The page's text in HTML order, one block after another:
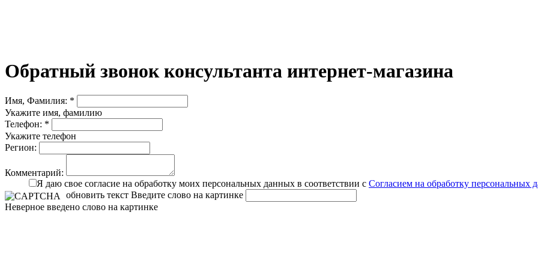
Обратный звонок консультанта интернет-магазина
Имя, Фамилия: *
Укажите имя, фамилию
Телефон: *
Укажите телефон
Регион:
Комментарий:
Я даю свое согласие на обработку моих персональных данных в соответствии с Согласием на обработку персональных
обновить текст Введите слово на картинке
Неверное введено слово на картинке